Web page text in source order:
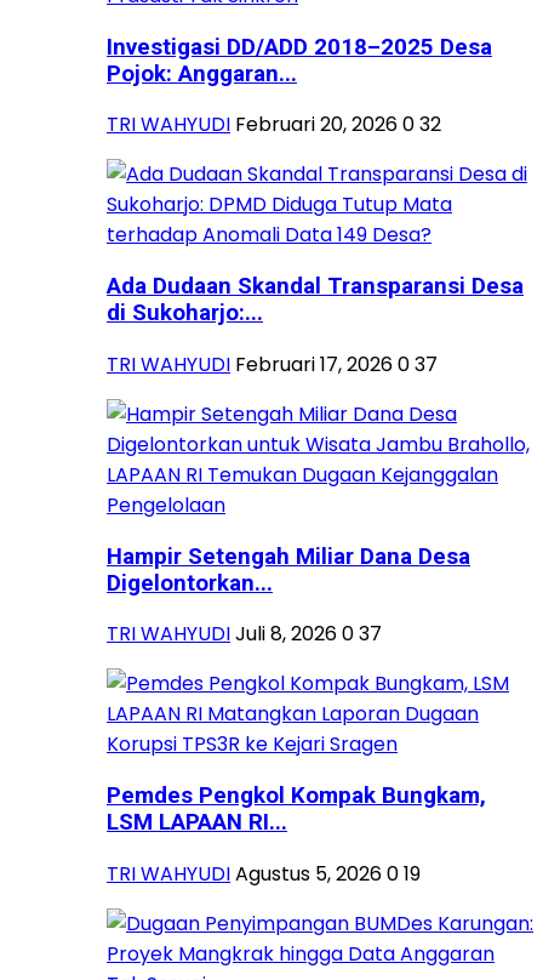
Investigasi DD/ADD 2018–2025 Desa
Pojok: Anggaran...
TRI WAHYUDI Februari 20, 2026032
Ada Dudaan Skandal Transparansi Desa
di Sukoharjo:...
TRI WAHYUDI Februari 17, 2026037
Hampir Setengah Miliar Dana Desa
Digelontorkan...
TRI WAHYUDIJuli 8, 2026037
Pemdes Pengkol Kompak Bungkam,
LSM LAPAAN RI...
TRI WAHYUDIAgustus 5, 2026019